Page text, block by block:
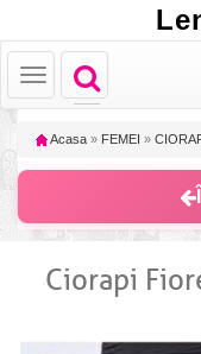
Toggle
navigation
Toggle
navigation
Acasa » FEMEI »
Ciorapi